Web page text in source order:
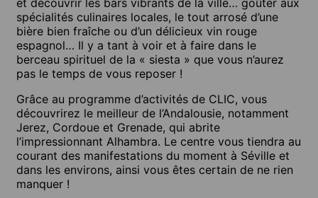
spécialités culinaires locales, le tout arrosé d’une
bière bien fraîche ou d’un délicieux vin rouge
espagnol… Il y a tant à voir et à faire dans le
berceau spirituel de la « siesta » que vous n’aurez
pas le temps de vous reposer !
Grâce au programme d’activités de CLIC, vous
découvrirez le meilleur de l’Andalousie, notamment
Jerez, Cordoue et Grenade, qui abrite
l’impressionnant Alhambra. Le centre vous tiendra au
courant des manifestations du moment à Séville et
dans les environs, ainsi vous êtes certain de ne rien
manquer !